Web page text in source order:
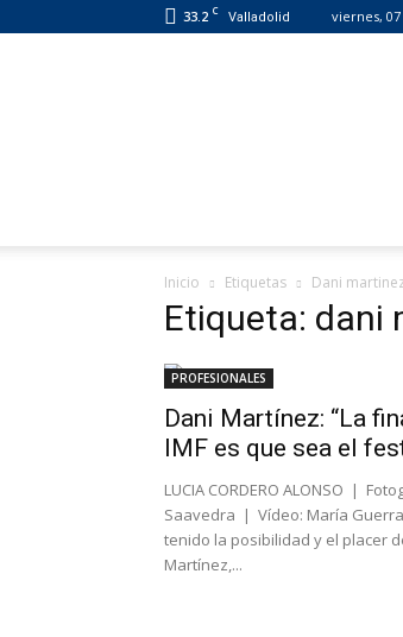
33.2 C Valladolid viernes, 07
Inicio Etiquetas Dani
Etiqueta: dani
PROFESIONALES
Dani Martínez: “La
IMF es que sea el
LUCIA CORDERO ALONSO |
Saavedra | Vídeo: María
tenido la posibilidad y el placer
Martínez,...